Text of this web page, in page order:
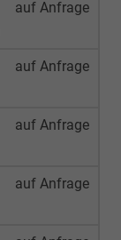
auf Anfrage
auf Anfrage
auf Anfrage
auf Anfrage